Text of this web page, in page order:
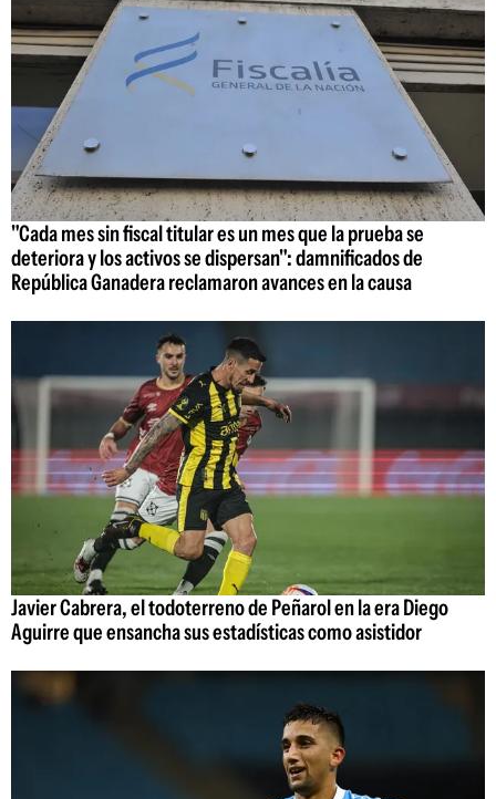
"Cada mes sin fiscal titular es un mes que la prueba se
deteriora y los activos se dispersan": damnificados de
República Ganadera reclamaron avances en la causa
Javier Cabrera, el todoterreno de Peñarol en la era Diego
Aguirre que ensancha sus estadísticas como asistidor